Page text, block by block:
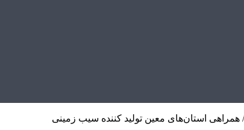
استان‌های معین تولید کننده سیب زمینی